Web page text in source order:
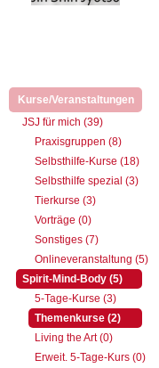
Kurse/Veranstaltungen
(aktiv)
JSJ für mich (39)
Praxisgruppen (8)
Selbsthilfe-Kurse (18)
Selbsthilfe spezial (3)
Tierkurse (3)
Vorträge (0)
Sonstiges (7)
Onlineveranstaltung (5)
Spirit-Mind-Body (5)(aktiv)
5-Tage-Kurse (3)
Themenkurse (2)(aktiv)
Living the Art (0)
Erweit. 5-Tage-Kurs (0)